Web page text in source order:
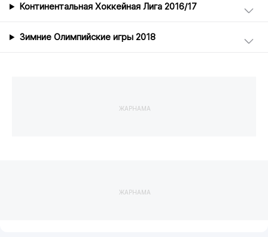
Континентальная Хоккейная Лига 2016/17
Зимние Олимпийские игры 2018
ЖАРНАМА
ЖАРНАМА